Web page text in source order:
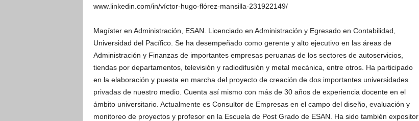
www.linkedin.com/in/víctor-hugo-flórez-mansilla-231922149/
Magíster en Administración, ESAN. Licenciado en Administración y Egresado en Contabilidad,
Universidad del Pacífico. Se ha desempeñado como gerente y alto ejecutivo en las áreas de
Administración y Finanzas de importantes empresas peruanas de los sectores de autoservicios,
tiendas por departamentos, televisión y radiodifusión y metal mecánica, entre otros. Ha participado
en la elaboración y puesta en marcha del proyecto de creación de dos importantes universidades
privadas de nuestro medio. Cuenta así mismo con más de 30 años de experiencia docente en el
ámbito universitario. Actualmente es Consultor de Empresas en el campo del diseño, evaluación y
monitoreo de proyectos y profesor en la Escuela de Post Grado de ESAN. Ha sido también expositor